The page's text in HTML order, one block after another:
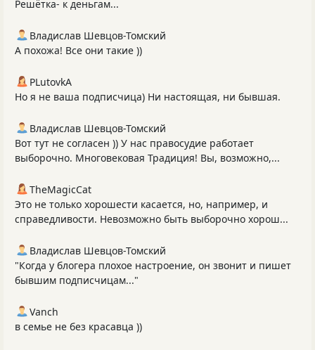
Решётка- к деньгам...
Владислав Шевцов-Томский
А похожа! Все они такие ))
PLutоvkА
Но я не ваша подписчица) Ни настоящая, ни бывшая.
Владислав Шевцов-Томский
Вот тут не согласен )) У нас правосудие работает
выборочно. Многовековая Традиция! Вы, возможно,...
TheMagicCat
Это не только хорошести касается, но, например, и
справедливости. Невозможно быть выборочно хорош...
Владислав Шевцов-Томский
"Когда у блогера плохое настроение, он звонит и пишет
бывшим подписчицам..."
Vanch
в семье не без красавца ))